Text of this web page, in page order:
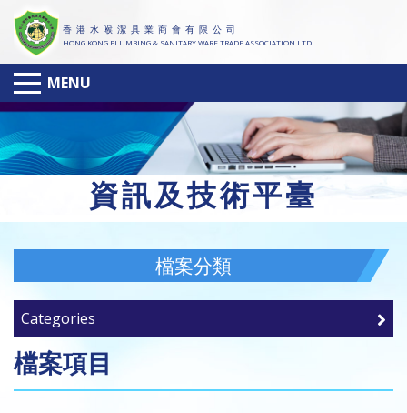
香 港 水 喉 潔 具 業 商 會 有 限 公 司
HONG KONG PLUMBING & SANITARY WARE TRADE ASSOCIATION LTD.
MENU
資訊及技術平臺
檔案分類
Categories
檔案項目